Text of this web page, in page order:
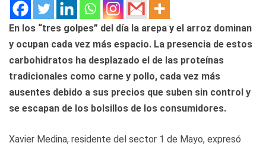
En los “tres golpes” del día la arepa y el arroz dominan
y ocupan cada vez más espacio. La presencia de estos
carbohidratos ha desplazado el de las proteínas
tradicionales como carne y pollo, cada vez más
ausentes debido a sus precios que suben sin control y
se escapan de los bolsillos de los consumidores.
Xavier Medina, residente del sector 1 de Mayo, expresó